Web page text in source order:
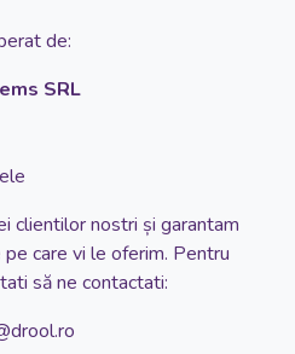
de:
SRL
clientilor nostri și garantam
care vi le oferim. Pentru
să ne contactati: